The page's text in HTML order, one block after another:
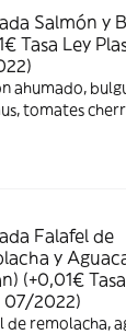
Salmón y
Tasa Ley
ahumado,
tomates
Falafel de
y
(+0,01€
07/2022)
de remolacha,